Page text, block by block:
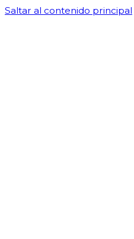
Saltar al contenido principal